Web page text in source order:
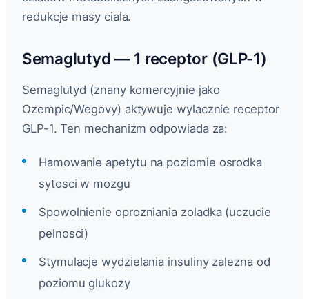
redukcje masy ciala.
Semaglutyd — 1 receptor (GLP-1)
Semaglutyd (znany komercyjnie jako
Ozempic/Wegovy) aktywuje wylacznie receptor
GLP-1. Ten mechanizm odpowiada za:
Hamowanie apetytu na poziomie osrodka
sytosci w mozgu
Spowolnienie oprozniania zoladka (uczucie
pelnosci)
Stymulacje wydzielania insuliny zalezna od
poziomu glukozy